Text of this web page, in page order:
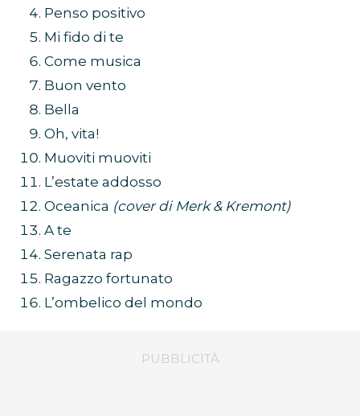
Penso positivo
Mi fido di te
Come musica
Buon vento
Bella
Oh, vita!
Muoviti muoviti
L’estate addosso
Oceanica (cover di Merk & Kremont)
A te
Serenata rap
Ragazzo fortunato
L’ombelico del mondo